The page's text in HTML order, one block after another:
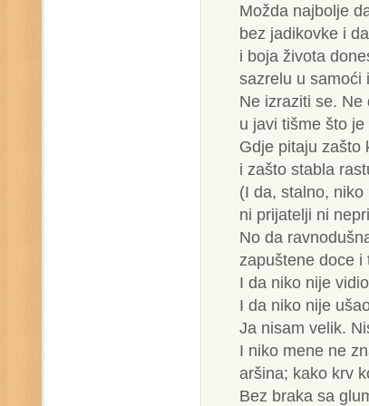
Možda najbolje
bez jadikovke i
i boja života
sazrelu u samoći
Ne izraziti se. Ne
u javi tišme što
Gdje pitaju zašto
i zašto stabla
(I da, stalno, niko
ni prijatelji ni
No da
zapuštene doce i
I da niko nije
I da niko nije
Ja nisam velik.
I niko mene ne
aršina; kako krv
Bez braka sa